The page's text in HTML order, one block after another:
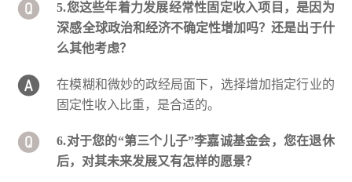
5.您这些年着力发展经常性固定收入项目，是因为
深感全球政治和经济不确定性增加吗？还是出于什
么其他考虑？
在模糊和微妙的政经局面下，选择增加指定行业的
固定性收入比重，是合适的。
6.对于您的“第三个儿子”李嘉诚基金会，您在退休
后，对其未来发展又有怎样的愿景？